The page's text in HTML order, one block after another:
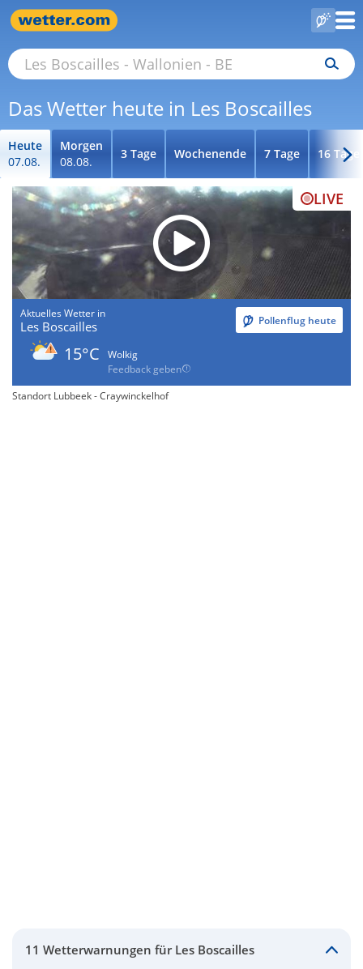
Das Wetter heute in Les Boscailles
Heute
07.08.
Morgen
08.08.
3 Tage Wochenende 7 Tage 16 Tage
LIVE
Aktuelles Wetter in
Les Boscailles Pollenflug heute
15°C
Wolkig
Feedback geben
Standort Lubbeek - Craywinckelhof
11 Wetterwarnungen für Les Boscailles